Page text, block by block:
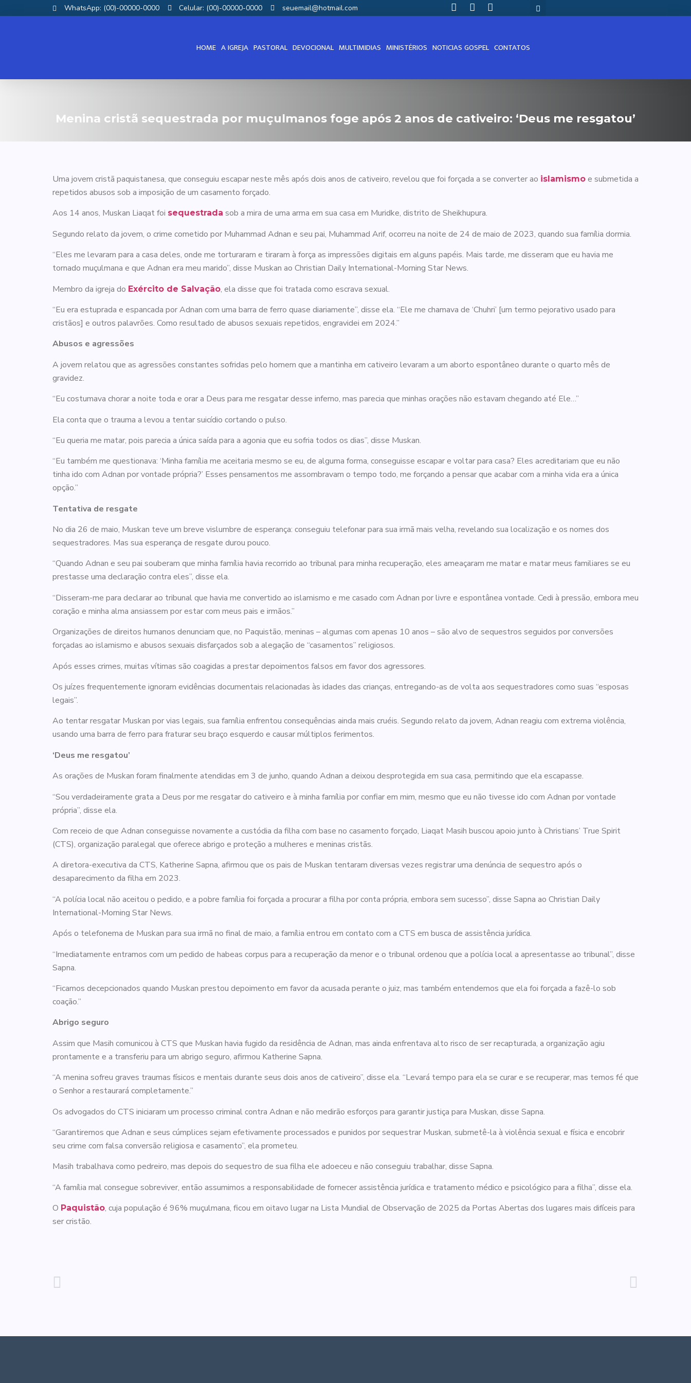
WhatsApp: (00)-00000-0000 Celular: (00)-00000-0000 seuemail@hotmail.com
HOME A IGREJA PASTORAL DEVOCIONAL MULTIMIDIAS MINISTÉRIOS NOTICIAS GOSPEL CONTATOS
Menina cristã sequestrada por muçulmanos foge após 2 anos de cativeiro: ‘Deus me resgatou’
Uma jovem cristã paquistanesa, que conseguiu escapar neste mês após dois anos de cativeiro, revelou que foi forçada a se converter ao islamismo e submetida a
repetidos abusos sob a imposição de um casamento forçado.
Aos 14 anos, Muskan Liaqat foi sequestrada sob a mira de uma arma em sua casa em Muridke, distrito de Sheikhupura.
Segundo relato da jovem, o crime cometido por Muhammad Adnan e seu pai, Muhammad Arif, ocorreu na noite de 24 de maio de 2023, quando sua família dormia.
“Eles me levaram para a casa deles, onde me torturaram e tiraram à força as impressões digitais em alguns papéis. Mais tarde, me disseram que eu havia me
tornado muçulmana e que Adnan era meu marido”, disse Muskan ao Christian Daily International-Morning Star News.
Membro da igreja do Exército de Salvação, ela disse que foi tratada como escrava sexual.
“Eu era estuprada e espancada por Adnan com uma barra de ferro quase diariamente”, disse ela. “Ele me chamava de ‘Chuhri’ [um termo pejorativo usado para
cristãos] e outros palavrões. Como resultado de abusos sexuais repetidos, engravidei em 2024.”
Abusos e agressões
A jovem relatou que as agressões constantes sofridas pelo homem que a mantinha em cativeiro levaram a um aborto espontâneo durante o quarto mês de
gravidez.
“Eu costumava chorar a noite toda e orar a Deus para me resgatar desse inferno, mas parecia que minhas orações não estavam chegando até Ele…”
Ela conta que o trauma a levou a tentar suicídio cortando o pulso.
“Eu queria me matar, pois parecia a única saída para a agonia que eu sofria todos os dias”, disse Muskan.
“Eu também me questionava: ‘Minha família me aceitaria mesmo se eu, de alguma forma, conseguisse escapar e voltar para casa? Eles acreditariam que eu não
tinha ido com Adnan por vontade própria?’ Esses pensamentos me assombravam o tempo todo, me forçando a pensar que acabar com a minha vida era a única
opção.”
Tentativa de resgate
No dia 26 de maio, Muskan teve um breve vislumbre de esperança: conseguiu telefonar para sua irmã mais velha, revelando sua localização e os nomes dos
sequestradores. Mas sua esperança de resgate durou pouco.
“Quando Adnan e seu pai souberam que minha família havia recorrido ao tribunal para minha recuperação, eles ameaçaram me matar e matar meus familiares se eu
prestasse uma declaração contra eles”, disse ela.
“Disseram-me para declarar ao tribunal que havia me convertido ao islamismo e me casado com Adnan por livre e espontânea vontade. Cedi à pressão, embora meu
coração e minha alma ansiassem por estar com meus pais e irmãos.”
Organizações de direitos humanos denunciam que, no Paquistão, meninas – algumas com apenas 10 anos – são alvo de sequestros seguidos por conversões
forçadas ao islamismo e abusos sexuais disfarçados sob a alegação de “casamentos” religiosos.
Após esses crimes, muitas vítimas são coagidas a prestar depoimentos falsos em favor dos agressores.
Os juízes frequentemente ignoram evidências documentais relacionadas às idades das crianças, entregando-as de volta aos sequestradores como suas “esposas
legais”.
Ao tentar resgatar Muskan por vias legais, sua família enfrentou consequências ainda mais cruéis. Segundo relato da jovem, Adnan reagiu com extrema violência,
usando uma barra de ferro para fraturar seu braço esquerdo e causar múltiplos ferimentos.
‘Deus me resgatou’
As orações de Muskan foram finalmente atendidas em 3 de junho, quando Adnan a deixou desprotegida em sua casa, permitindo que ela escapasse.
“Sou verdadeiramente grata a Deus por me resgatar do cativeiro e à minha família por confiar em mim, mesmo que eu não tivesse ido com Adnan por vontade
própria”, disse ela.
Com receio de que Adnan conseguisse novamente a custódia da filha com base no casamento forçado, Liaqat Masih buscou apoio junto à Christians’ True Spirit
(CTS), organização paralegal que oferece abrigo e proteção a mulheres e meninas cristãs.
A diretora-executiva da CTS, Katherine Sapna, afirmou que os pais de Muskan tentaram diversas vezes registrar uma denúncia de sequestro após o
desaparecimento da filha em 2023.
“A polícia local não aceitou o pedido, e a pobre família foi forçada a procurar a filha por conta própria, embora sem sucesso”, disse Sapna ao Christian Daily
International-Morning Star News.
Após o telefonema de Muskan para sua irmã no final de maio, a família entrou em contato com a CTS em busca de assistência jurídica.
“Imediatamente entramos com um pedido de habeas corpus para a recuperação da menor e o tribunal ordenou que a polícia local a apresentasse ao tribunal”, disse
Sapna.
“Ficamos decepcionados quando Muskan prestou depoimento em favor da acusada perante o juiz, mas também entendemos que ela foi forçada a fazê-lo sob
coação.”
Abrigo seguro
Assim que Masih comunicou à CTS que Muskan havia fugido da residência de Adnan, mas ainda enfrentava alto risco de ser recapturada, a organização agiu
prontamente e a transferiu para um abrigo seguro, afirmou Katherine Sapna.
“A menina sofreu graves traumas físicos e mentais durante seus dois anos de cativeiro”, disse ela. “Levará tempo para ela se curar e se recuperar, mas temos fé que
o Senhor a restaurará completamente.”
Os advogados do CTS iniciaram um processo criminal contra Adnan e não medirão esforços para garantir justiça para Muskan, disse Sapna.
“Garantiremos que Adnan e seus cúmplices sejam efetivamente processados ​​e punidos por sequestrar Muskan, submetê-la à violência sexual e física e encobrir
seu crime com falsa conversão religiosa e casamento”, ela prometeu.
Masih trabalhava como pedreiro, mas depois do sequestro de sua filha ele adoeceu e não conseguiu trabalhar, disse Sapna.
“A família mal consegue sobreviver, então assumimos a responsabilidade de fornecer assistência jurídica e tratamento médico e psicológico para a filha”, disse ela.
O Paquistão, cuja população é 96% muçulmana, ficou em oitavo lugar na Lista Mundial de Observação de 2025 da Portas Abertas dos lugares mais difíceis para
ser cristão.